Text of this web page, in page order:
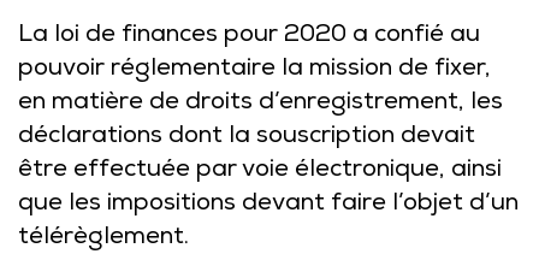
La loi de finances pour 2020 a confié au
pouvoir réglementaire la mission de fixer,
en matière de droits d’enregistrement, les
déclarations dont la souscription devait
être effectuée par voie électronique, ainsi
que les impositions devant faire l’objet d’un
télérèglement.